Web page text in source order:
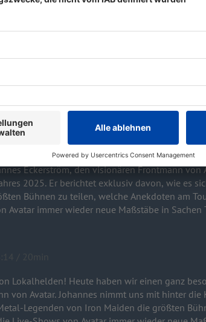
/ 23min
bei der neuen Staffel "Sing meinen Song"
Guests! Was waren die größten
der Letzte am Tresen? Im ROCK
Sing meinen Song - Das Tauschkonzert startet
einer neuen Folge von Lokalhelden! Heute
den visionären Frontmann von Avatar. Johannes nimmt uns
2025. Er berichtet exklusiv davon, wie es
Bühnen zu teilen, welche Anekdoten am
Avatar immer wieder neue Maßstäbe in Sachen
Lokalhelden! Heute haben wir einen ganz
Jahres 2025. Er berichtet exklusiv
Legenden von Iron Maiden die größten